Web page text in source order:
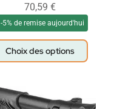
70,59 €
-5% de remise aujourd'hui
Choix des options